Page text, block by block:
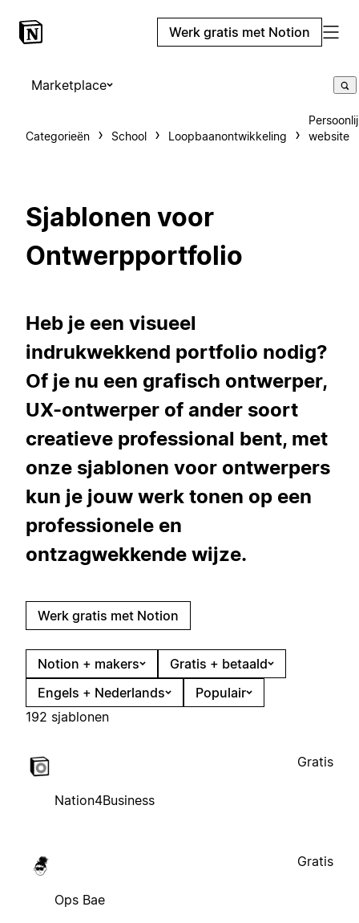
Werk gratis met Notion
Marketplace
Categorieën School Loopbaanontwikkeling
website
Sjablonen voor
Ontwerpportfolio
Heb je een visueel
indrukwekkend portfolio nodig?
Of je nu een grafisch ontwerper,
UX-ontwerper of ander soort
creatieve professional bent, met
onze sjablonen voor ontwerpers
kun je jouw werk tonen op een
professionele en
ontzagwekkende wijze.
Werk gratis met Notion
Notion + makers
Gratis + betaald
Engels + Nederlands
Populair
192 sjablonen
Nation4Business
Gratis
Ops Bae
Gratis